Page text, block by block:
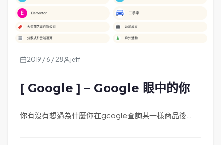
2019 / 6 / 28 jeff
[ Google ] – Google 眼中的你
你有沒有想過為什麼你在google查詢某一樣商品後…